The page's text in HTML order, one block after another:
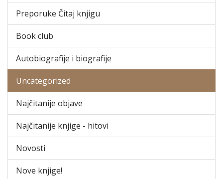
Preporuke Čitaj knjigu
Book club
Autobiografije i biografije
Uncategorized
Najčitanije objave
Najčitanije knjige - hitovi
Novosti
Nove knjige!